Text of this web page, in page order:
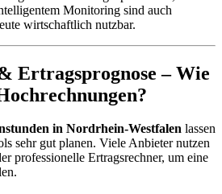
Monitoring sind auch
wirtschaftlich nutzbar.
Ertragsprognose – Wie
in Nordrhein-Westfalen lassen
sehr gut planen. Viele Anbieter nutzen
professionelle Ertragsrechner, um eine